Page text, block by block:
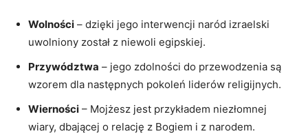
Wolności – dzięki jego interwencji naród izraelski
uwolniony został z niewoli ⁢egipskiej.
Przywództwa – jego zdolności do przewodzenia są
wzorem dla następnych‌ pokoleń liderów religijnych.
Wierności – Mojżesz jest przykładem niezłomnej
wiary, dbającej⁣ o relację z Bogiem ⁤i z narodem.